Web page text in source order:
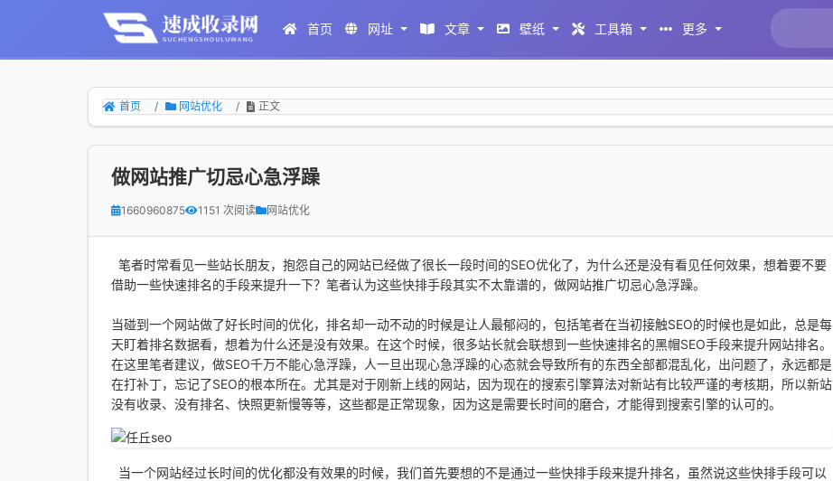
首页 网址 文章 壁纸 工具箱 更多
首页 网站优化 正文
做网站推广切忌心急浮躁
1660960875 1151 次阅读 网站优化
笔者时常看见一些站长朋友，抱怨自己的网站已经做了很长一段时间的SEO优化了，为什么还是没有看见任何效果，想着要不要
借助一些快速排名的手段来提升一下？笔者认为这些快排手段其实不太靠谱的，做网站推广切忌心急浮躁。
当碰到一个网站做了好长时间的优化，排名却一动不动的时候是让人最郁闷的，包括笔者在当初接触SEO的时候也是如此，总是每
天盯着排名数据看，想着为什么还是没有效果。在这个时候，很多站长就会联想到一些快速排名的黑帽SEO手段来提升网站排名。
在这里笔者建议，做SEO千万不能心急浮躁，人一旦出现心急浮躁的心态就会导致所有的东西全部都混乱化，出问题了，永远都是
在打补丁，忘记了SEO的根本所在。尤其是对于刚新上线的网站，因为现在的搜索引擎算法对新站有比较严谨的考核期，所以新站
没有收录、没有排名、快照更新慢等等，这些都是正常现象，因为这是需要长时间的磨合，才能得到搜索引擎的认可的。
当一个网站经过长时间的优化都没有效果的时候，我们首先要想的不是通过一些快排手段来提升排名，虽然说这些快排手段可以